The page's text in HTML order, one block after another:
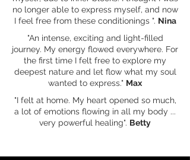
no longer able to express myself, and now
I feel free from these conditionings ". Nina
"An intense, exciting and light-filled
journey. My energy flowed everywhere. For
the first time I felt free to explore my
deepest nature and let flow what my soul
wanted to express." Max
"I felt at home. My heart opened so much,
a lot of emotions flowing in all my body ...
very powerful healing". Betty